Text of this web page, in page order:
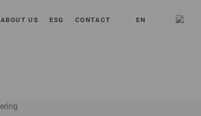
ABOUT US ESG CONTACT EN